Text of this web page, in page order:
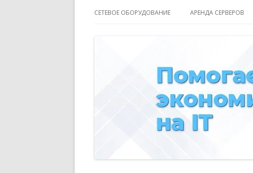
СЕТЕВОЕ ОБОРУДОВАНИЕ АРЕНДА СЕРВЕРОВ